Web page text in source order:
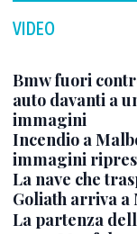
VIDEO
Bmw fuori
auto davanti a
immagini
Incendio a
immagini
La nave che
Goliath arriva a
La partenza